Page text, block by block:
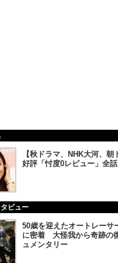
【秋ドラマ、NHK大河、朝
好評「忖度0レビュー」全話
ビュー
50歳を迎えたオートレーサ
に密着 大怪我から奇跡の
ュメンタリー